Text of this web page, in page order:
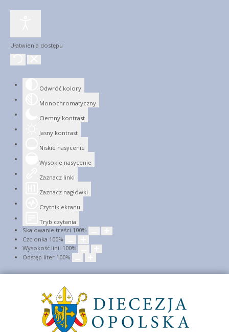
Ułatwienia dostępu
Odwróć kolory
Monochromatyczny
Ciemny kontrast
Jasny kontrast
Niskie nasycenie
Wysokie nasycenie
Zaznacz linki
Zaznacz nagłówki
Czytnik ekranu
Tryb czytania
Skalowanie treści 100%
Czcionka 100%
Wysokość linii 100%
Odstęp liter 100%